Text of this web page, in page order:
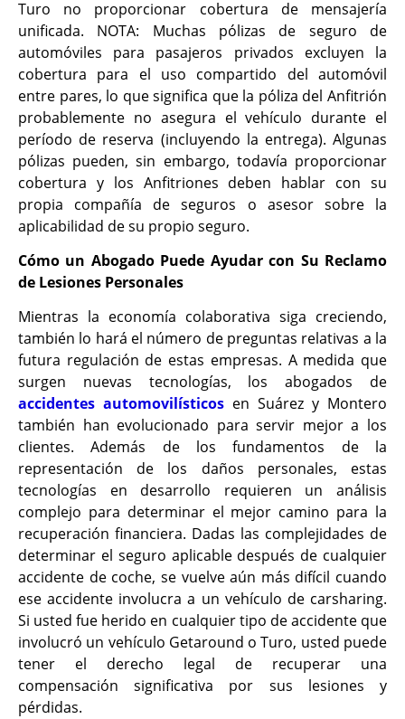
Turo no proporcionar cobertura de mensajería
unificada. NOTA: Muchas pólizas de seguro de
automóviles para pasajeros privados excluyen la
cobertura para el uso compartido del automóvil
entre pares, lo que significa que la póliza del Anfitrión
probablemente no asegura el vehículo durante el
período de reserva (incluyendo la entrega). Algunas
pólizas pueden, sin embargo, todavía proporcionar
cobertura y los Anfitriones deben hablar con su
propia compañía de seguros o asesor sobre la
aplicabilidad de su propio seguro.
Cómo un Abogado Puede Ayudar con Su Reclamo
de Lesiones Personales
Mientras la economía colaborativa siga creciendo,
también lo hará el número de preguntas relativas a la
futura regulación de estas empresas. A medida que
surgen nuevas tecnologías, los abogados de
accidentes automovilísticos en Suárez y Montero
también han evolucionado para servir mejor a los
clientes. Además de los fundamentos de la
representación de los daños personales, estas
tecnologías en desarrollo requieren un análisis
complejo para determinar el mejor camino para la
recuperación financiera. Dadas las complejidades de
determinar el seguro aplicable después de cualquier
accidente de coche, se vuelve aún más difícil cuando
ese accidente involucra a un vehículo de carsharing.
Si usted fue herido en cualquier tipo de accidente que
involucró un vehículo Getaround o Turo, usted puede
tener el derecho legal de recuperar una
compensación significativa por sus lesiones y
pérdidas.